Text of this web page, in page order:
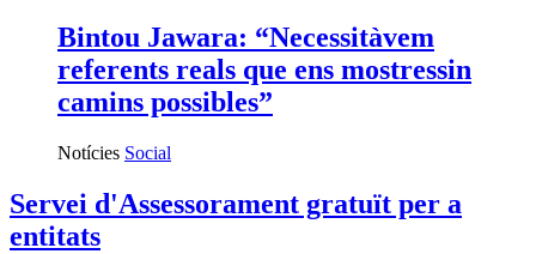
Bintou Jawara: “Necessitàvem
referents reals que ens mostressin
camins possibles”
Notícies Social
Servei d'Assessorament gratuït per a
entitats